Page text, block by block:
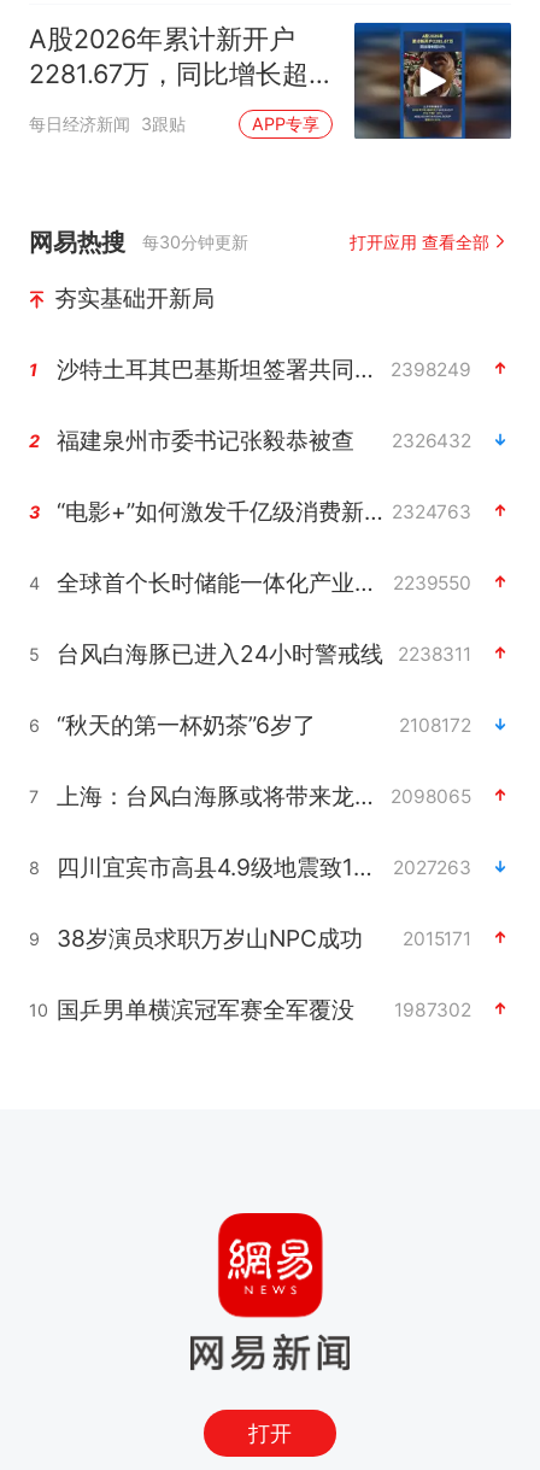
A股2026年累计新开户
2281.67万，同比增长超
每日经济新闻 3跟贴 APP专享
网易热搜 每30分钟更新 打开应用 查看全部
夯实基础开新局
1 沙特土耳其巴基斯坦签署共同防务协议 2398249
2 福建泉州市委书记张毅恭被查 2326432
3 “电影+”如何激发千亿级消费新活力？ 2324763
4 全球首个长时储能一体化产业园量产 2239550
5 台风白海豚已进入24小时警戒线 2238311
6 “秋天的第一杯奶茶”6岁了 2108172
7 上海：台风白海豚或将带来龙卷风 2098065
8 四川宜宾市高县4.9级地震致1人死亡 2027263
9 38岁演员求职万岁山NPC成功 2015171
10 国乒男单横滨冠军赛全军覆没 1987302
打开